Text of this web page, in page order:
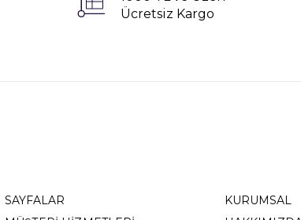
Ücretsiz Kargo
SAYFALAR
KURUMSAL